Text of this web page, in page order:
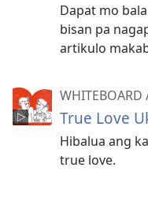
Dapat mo
bisan pa
artikulo
True Love
Hibalua ang
true love.